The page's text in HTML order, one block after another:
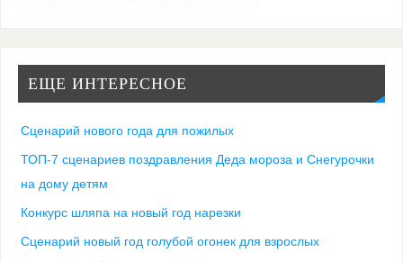
ЕЩЕ ИНТЕРЕСНОЕ
Сценарий нового года для пожилых
ТОП-7 сценариев поздравления Деда мороза и Снегурочки
на дому детям
Конкурс шляпа на новый год нарезки
Сценарий новый год голубой огонек для взрослых